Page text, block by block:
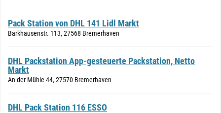
Pack Station von DHL 141 Lidl Markt
Barkhausenstr. 113, 27568 Bremerhaven
DHL Packstation App-gesteuerte Packstation, Netto
Markt
An der Mühle 44, 27570 Bremerhaven
DHL Pack Station 116 ESSO